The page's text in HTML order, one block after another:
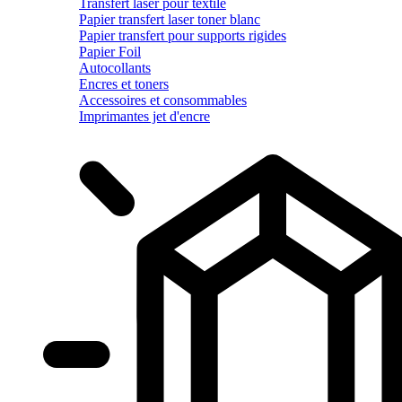
Papier transfert laser toner blanc
Papier transfert pour supports rigides
Papier Foil
Autocollants
Encres et toners
Accessoires et consommables
Imprimantes jet d'encre